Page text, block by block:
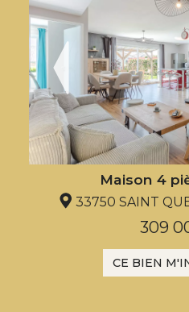
Maison 4
33750 SAINT
309
CE BIEN